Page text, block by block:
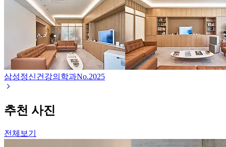
삼성정신건강의학과No.2025
추천 사진
전체보기